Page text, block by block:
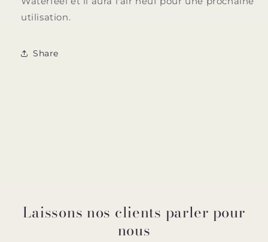
utilisation.
Share
Laissons nos clients parler pour
nous